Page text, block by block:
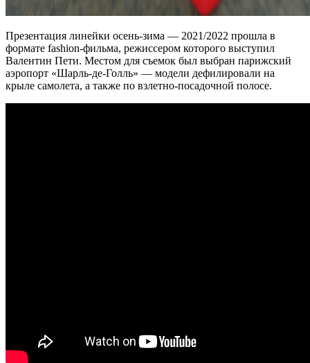
Презентация линейки осень-зима — 2021/2022 прошла в
формате fashion-фильма, режиссером которого выступил
Валентин Пети. Местом для съемок был выбран парижский
аэропорт «Шарль-де-Голль» — модели дефилировали на
крыле самолета, а также по взлетно-посадочной полосе.